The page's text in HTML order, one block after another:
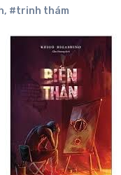
, #trinh thám